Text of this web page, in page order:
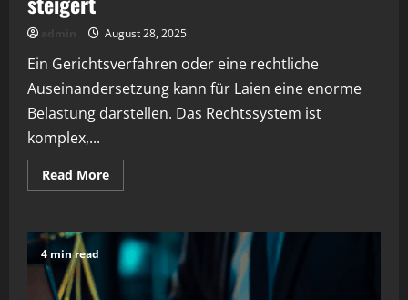
August 28, 2025
Ein Gerichtsverfahren oder eine rechtliche
Auseinandersetzung kann für Laien eine enorme
Belastung darstellen. Das Rechtssystem ist
komplex,...
Read MoreRead
more
Anwalt
Ihre
Erfolgschancen
steigert
4 min read